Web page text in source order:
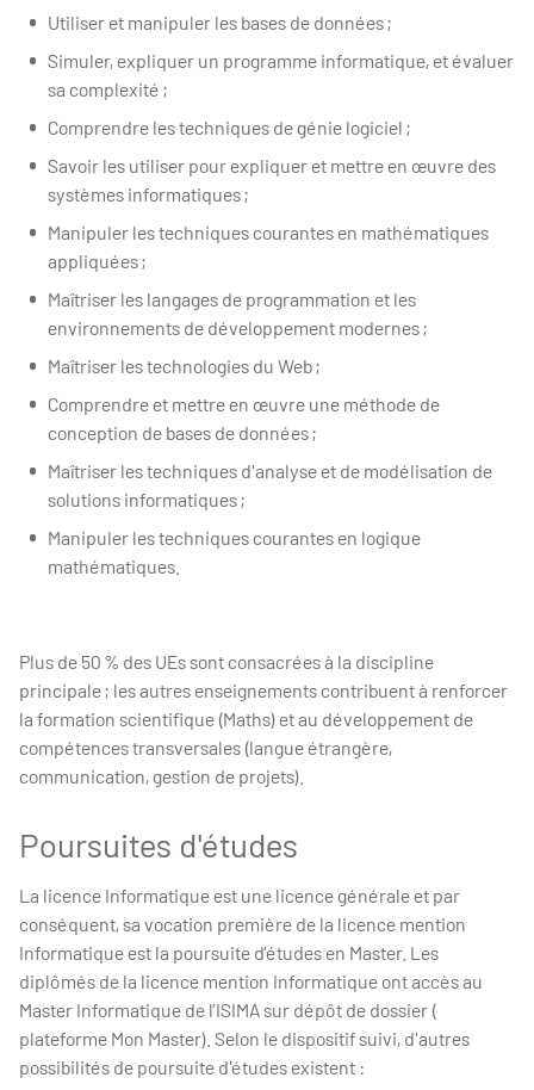
Utiliser et manipuler les bases de données ;
Simuler, expliquer un programme informatique, et évaluer
sa complexité ;
Comprendre les techniques de génie logiciel ;
Savoir les utiliser pour expliquer et mettre en œuvre des
systèmes informatiques ;
Manipuler les techniques courantes en mathématiques
appliquées ;
Maîtriser les langages de programmation et les
environnements de développement modernes ;
Maîtriser les technologies du Web ;
Comprendre et mettre en œuvre une méthode de
conception de bases de données ;
Maîtriser les techniques d'analyse et de modélisation de
solutions informatiques ;
Manipuler les techniques courantes en logique
mathématiques.
Plus de 50 % des UEs sont consacrées à la discipline
principale ; les autres enseignements contribuent à renforcer
la formation scientifique (Maths) et au développement de
compétences transversales (langue étrangère,
communication, gestion de projets).
Poursuites d'études
La licence Informatique est une licence générale et par
conséquent, sa vocation première de la licence mention
Informatique est la poursuite d’études en Master. Les
diplômés de la licence mention Informatique ont accès au
Master Informatique de l’ISIMA sur dépôt de dossier (
plateforme Mon Master). Selon le dispositif suivi, d'autres
possibilités de poursuite d'études existent :